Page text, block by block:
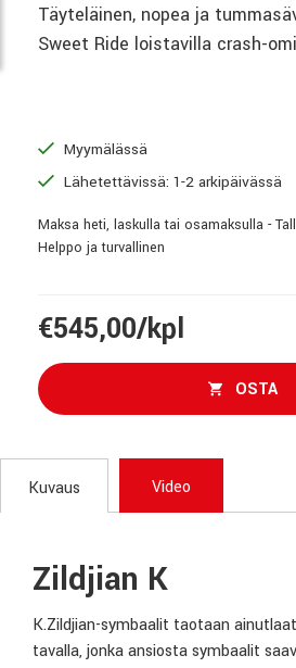
Täyteläinen, nopea ja
Sweet Ride loistavilla crash-
Myymälässä
Lähetettävissä: 1-2 arkipäivässä
Maksa heti, laskulla tai osamaksulla -
Helppo ja turvallinen
€545,00/kpl
OSTA
Kuvaus Video
Zildjian K
K.Zildjian-symbaalit taotaan
tavalla, jonka ansiosta symbaalit